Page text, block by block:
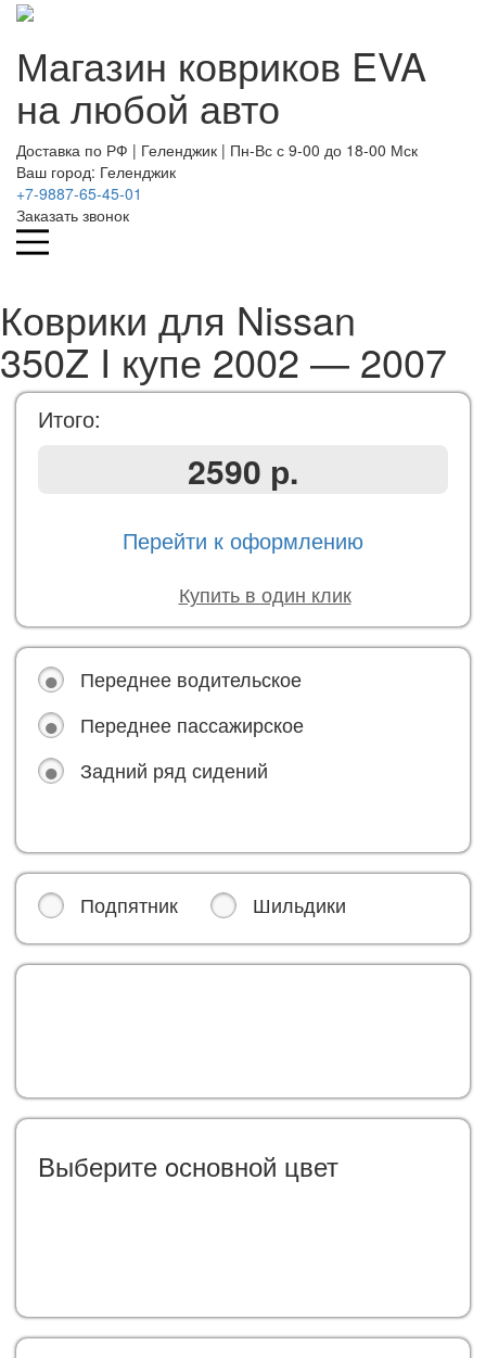
Магазин ковриков EVA ​
на любой авто
Доставка по РФ | Геленджик | Пн-Вс с 9-00 до 18-00 Мск
Ваш город: Геленджик
+7-9887-65-45-01
Заказать звонок
Коврики для Nissan
350Z I купе 2002 — 2007
Итого:
2590 р.
Перейти к оформлению
Купить в один клик
Переднее водительское
Переднее пассажирское
Задний ряд сидений
Подпятник Шильдики
Выберите oсновной цвет